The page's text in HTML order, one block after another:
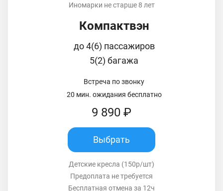
Иномарки не старше 8 лет
Компактвэн
до 4(6) пассажиров
5(2) багажа
Встреча по звонку
20 мин. ожидания бесплатно
9 890 ₽
Выбрать
Детские кресла (150р/шт)
Предоплата не требуется
Бесплатная отмена за 12ч